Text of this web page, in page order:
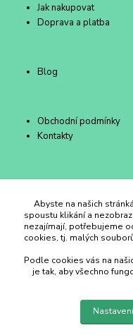
Jak nakupovat
Doprava a platba
Blog
Obchodní podmínky
Kontakty
Duhový Ateliér Kroměříž
+420 734 258 002
duhovyatelier@email.cz
Abyste na našich
spoustu klikání a
nezajímají, potřebujeme
cookies, tj. malých
Podle cookies vás na
je tak, aby všechno